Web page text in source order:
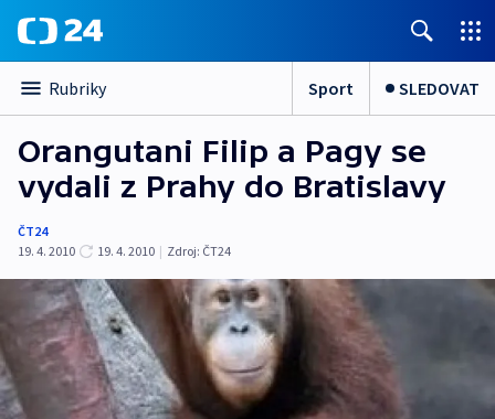
Rubriky Sport SLEDOVAT
Orangutani Filip a Pagy se
vydali z Prahy do Bratislavy
ČT24
19. 4. 2010
19. 4. 2010 | Zdroj: ČT24